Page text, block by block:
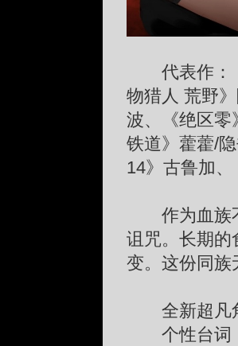
代表作：《
物猎人 荒野
波、《绝区零
铁道》藿藿/
14》古鲁加
作为血族不
诅咒。长期的
变。这份同族
全新超凡
个性台词